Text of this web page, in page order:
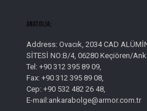
AnatolIa;
Address: Ovacık, 2034 CAD
SİTESİ NO:B/4, 06280 Keçiören/
Tel: +90 312 395 89 09,
Fax: +90 312 395 89 08,
Cep: +90 532 482 26 48,
E-mail:ankarabolge@armor.com.tr